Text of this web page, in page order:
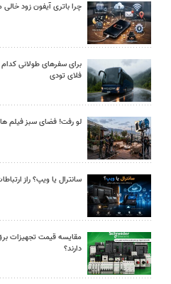
چرا باتری آیفون زود خالی می شود؟ ۹
برای سفرهای طولانی
فلای تودی
لو رفت! فضای سبز فیلم
سانترال یا ویپ؟ راز
مقایسه قیمت تجهیزات
دارند؟